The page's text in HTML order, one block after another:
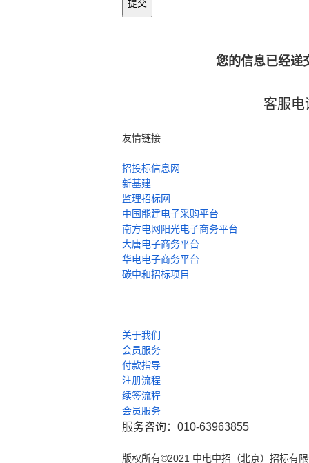
您的信息已经递
客服电
友情链接
招投标信息网
新基建
监理招标网
中国能建电子采购平台
南方电网阳光电子商务平台
大唐电子商务平台
华电电子商务平台
碳中和招标项目
关于我们
会员服务
付款指导
注册流程
续签流程
会员服务
服务咨询：010-63963855
版权所有©2021 中电中招（北京）招标有